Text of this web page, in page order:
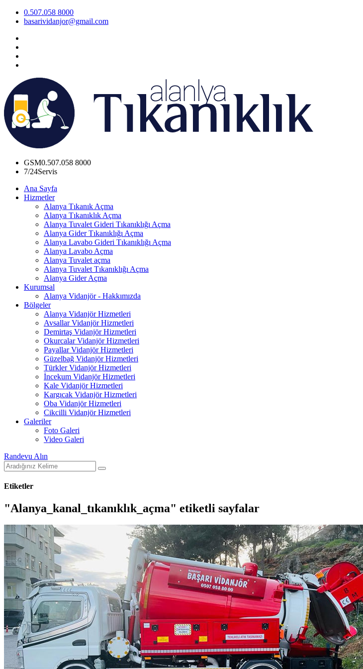
0.507.058 8000
basarividanjor@gmail.com
GSM0.507.058 8000
7/24Servis
Ana Sayfa
Hizmetler
Alanya Tıkanık Açma
Alanya Tıkanıklık Açma
Alanya Tuvalet Gideri Tıkanıklığı Açma
Alanya Gider Tıkanıklığı Açma
Alanya Lavabo Gideri Tıkanıklığı Açma
Alanya Lavabo Açma
Alanya Tuvalet açma
Alanya Tuvalet Tıkanıklığı Açma
Alanya Gider Açma
Kurumsal
Alanya Vidanjör - Hakkımızda
Bölgeler
Alanya Vidanjör Hizmetleri
Avsallar Vidanjör Hizmetleri
Demirtaş Vidanjör Hizmetleri
Okurcalar Vidanjör Hizmetleri
Payallar Vidanjör Hizmetleri
Güzelbağ Vidanjör Hizmetleri
Türkler Vidanjör Hizmetleri
İncekum Vidanjör Hizmetleri
Kale Vidanjör Hizmetleri
Kargıcak Vidanjör Hizmetleri
Oba Vidanjör Hizmetleri
Cikcilli Vidanjör Hizmetleri
Galeriler
Foto Galeri
Video Galeri
Randevu Alın
Etiketler
"Alanya_kanal_tıkanıklık_açma" etiketli sayfalar